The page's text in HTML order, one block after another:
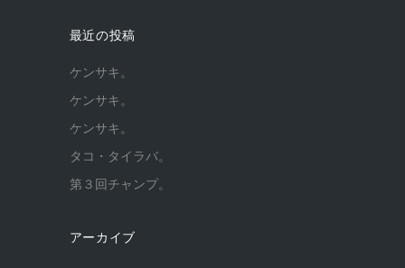
最近の投稿
ケンサキ。
ケンサキ。
ケンサキ。
タコ・タイラバ。
第３回チャンプ。
アーカイブ